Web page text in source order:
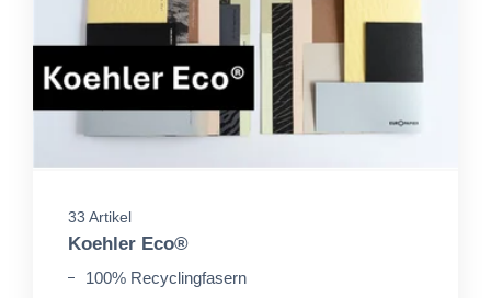
33 Artikel
Koehler Eco®
100% Recyclingfasern